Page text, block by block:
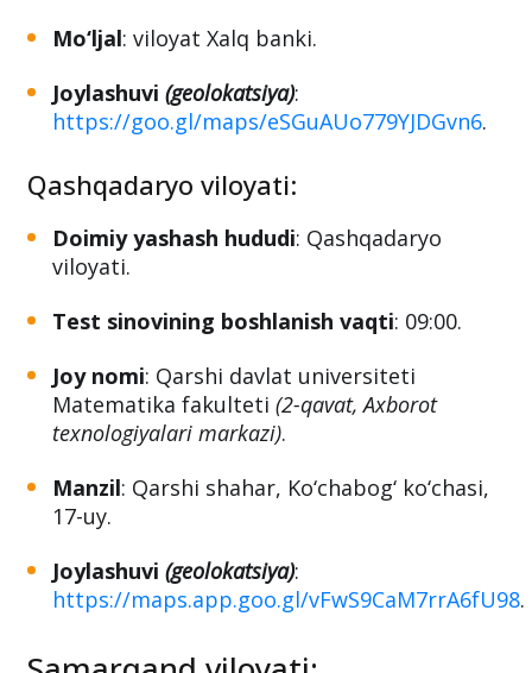
Mo‘ljal: viloyat Xalq banki.
Joylashuvi (geolokatsiya):
https://goo.gl/maps/eSGuAUo779YJDGvn6.
Qashqadaryo viloyati:
Doimiy yashash hududi: Qashqadaryo
viloyati.
Test sinovining boshlanish vaqti: 09:00.
Joy nomi: Qarshi davlat universiteti
Matematika fakulteti (2-qavat, Axborot
texnologiyalari markazi).
Manzil: Qarshi shahar, Ko‘chabog‘ ko‘chasi,
17-uy.
Joylashuvi (geolokatsiya):
https://maps.app.goo.gl/vFwS9CaM7rrA6fU98.